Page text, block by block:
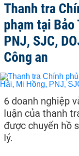
Thanh tra
phạm tại Bảo
PNJ, SJC,
Công an
6 doanh nghiệp
luận của thanh
được chuyển hồ
lý.